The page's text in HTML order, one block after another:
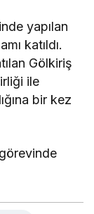
yapılan
katıldı.
Gölkiriş
ile
bir kez